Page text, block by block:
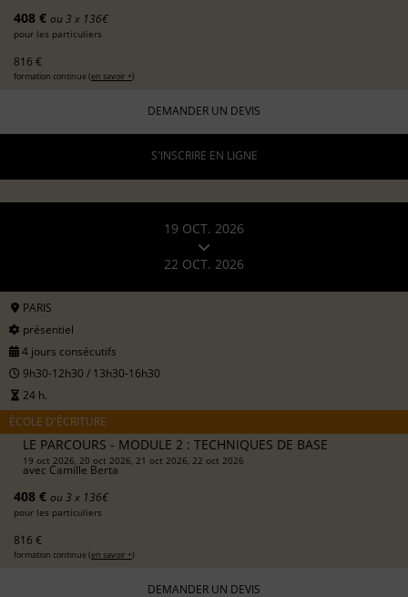
408 € ou 3 x 136€
pour les particuliers
816 €
formation continue (en savoir +)
DEMANDER UN DEVIS
S'INSCRIRE EN LIGNE
19 OCT. 2026
22 OCT. 2026
PARIS
présentiel
4 jours consécutifs
9h30-12h30 / 13h30-16h30
24 h.
ÉCOLE D'ÉCRITURE
LE PARCOURS - MODULE 2 : TECHNIQUES DE BASE
19 oct 2026, 20 oct 2026, 21 oct 2026, 22 oct 2026
avec Camille Berta
408 € ou 3 x 136€
pour les particuliers
816 €
formation continue (en savoir +)
DEMANDER UN DEVIS